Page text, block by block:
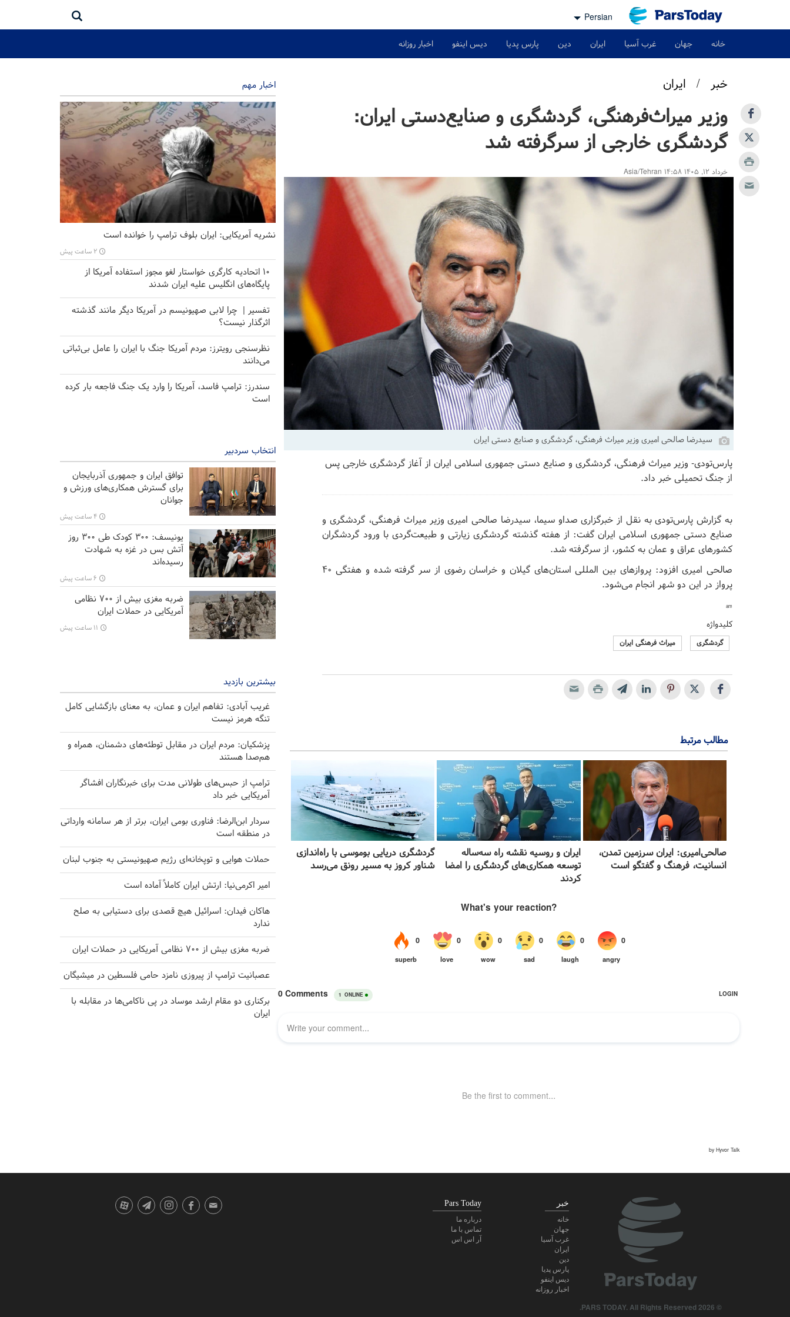
Persian
خانه جهان غرب آسیا ایران دین پارس پدیا دیس اینفو اخبار روزانه
خبر / ایران
وزیر میراث‌فرهنگی، گردشگری و صنایع‌دستی ایران:
گردشگری خارجی از سرگرفته شد
خرداد ۱۲, ۱۴۰۵ ۱۴:۵۸ Asia/Tehran
سیدرضا صالحی امیری وزیر میراث فرهنگی، گردشگری و صنایع دستی ایران
پارس‌تودی- وزیر میراث فرهنگی، گردشگری و صنایع دستی جمهوری اسلامی ایران از آغاز گردشگری خارجی پس
از جنگ تحمیلی خبر داد.
به گزارش پارس‌تودی به نقل از خبرگزاری صداو سیما، سیدرضا صالحی امیری وزیر میراث فرهنگی، گردشگری و
صنایع دستی جمهوری اسلامی ایران گفت: از هفته گذشته گردشگری زیارتی و طبیعت‌گردی با ورود گردشگران
کشور‌های عراق و عمان به کشور، از سرگرفته شد.
صالحی امیری افزود: پرواز‌های بین المللی استان‌های گیلان و خراسان رضوی از سر گرفته شده و هفتگی ۴۰
پرواز در این دو شهر انجام می‌شود.
am
کلیدواژه
گردشگری میراث فرهنگی ایران
مطالب مرتبط
صالحی‌امیری: ایران سرزمین تمدن،
انسانیت، فرهنگ و گفتگو است
ایران و روسیه نقشه راه سه‌ساله
توسعه همکاری‌های گردشگری را امضا
کردند
گردشگری دریایی بوموسی با راه‌اندازی
شناور کروز به مسیر رونق می‌رسد
اخبار مهم
نشریه آمریکایی: ایران بلوف ترامپ را خوانده است
۲ ساعت پیش
۱۰ اتحادیه کارگری خواستار لغو مجوز استفاده آمریکا از
پایگاه‌های انگلیس علیه ایران شدند
تفسیر | چرا لابی صهیونیسم در آمریکا دیگر مانند گذشته
اثرگذار نیست؟
نظرسنجی رویترز: مردم آمریکا جنگ با ایران را عامل بی‌ثباتی
می‌دانند
سندرز: ترامپ فاسد، آمریکا را وارد یک جنگ فاجعه بار کرده
است
انتخاب سردبیر
توافق ایران و جمهوری آذربایجان
برای گسترش همکاری‌های ورزش و
جوانان
۴ ساعت پیش
یونیسف: ۳۰۰ کودک طی ۳۰۰ روز
آتش بس در غزه به شهادت
رسیده‌اند
۶ ساعت پیش
ضربه مغزی بیش از ۷۰۰ نظامی
آمریکایی در حملات ایران
۱۱ ساعت پیش
بیشترین بازدید
غریب آبادی: تفاهم ایران و عمان، به معنای بازگشایی کامل
تنگه هرمز نیست
پزشکیان: مردم ایران در مقابل توطئه‌های دشمنان، همراه و
هم‌صدا هستند
ترامپ از حبس‌های طولانی مدت برای خبرنگاران افشاگر
آمریکایی خبر داد
سردار ابن‌الرضا: فناوری بومی ایران، برتر از هر سامانه وارداتی
در منطقه است
حملات هوایی و توپخانه‌ای رژیم صهیونیستی به جنوب لبنان
امیر اکرمی‌نیا: ارتش ایران کاملاً آماده است
هاکان فیدان: اسرائیل هیچ قصدی برای دستیابی به صلح
ندارد
ضربه مغزی بیش از ۷۰۰ نظامی آمریکایی در حملات ایران
عصبانیت ترامپ از پیروزی نامزد حامی فلسطین در میشیگان
برکناری دو مقام ارشد موساد در پی ناکامی‌ها در مقابله با
ایران
© 2026 PARS TODAY. All Rights Reserved.
خبر
خانه
جهان
غرب آسیا
ایران
دین
پارس پدیا
دیس اینفو
اخبار روزانه
Pars Today
درباره ما
تماس با ما
آر اس اس